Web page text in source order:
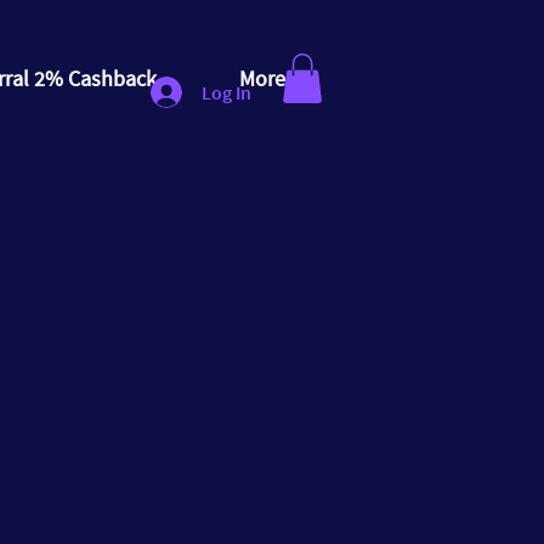
2% Cashback More
Log In